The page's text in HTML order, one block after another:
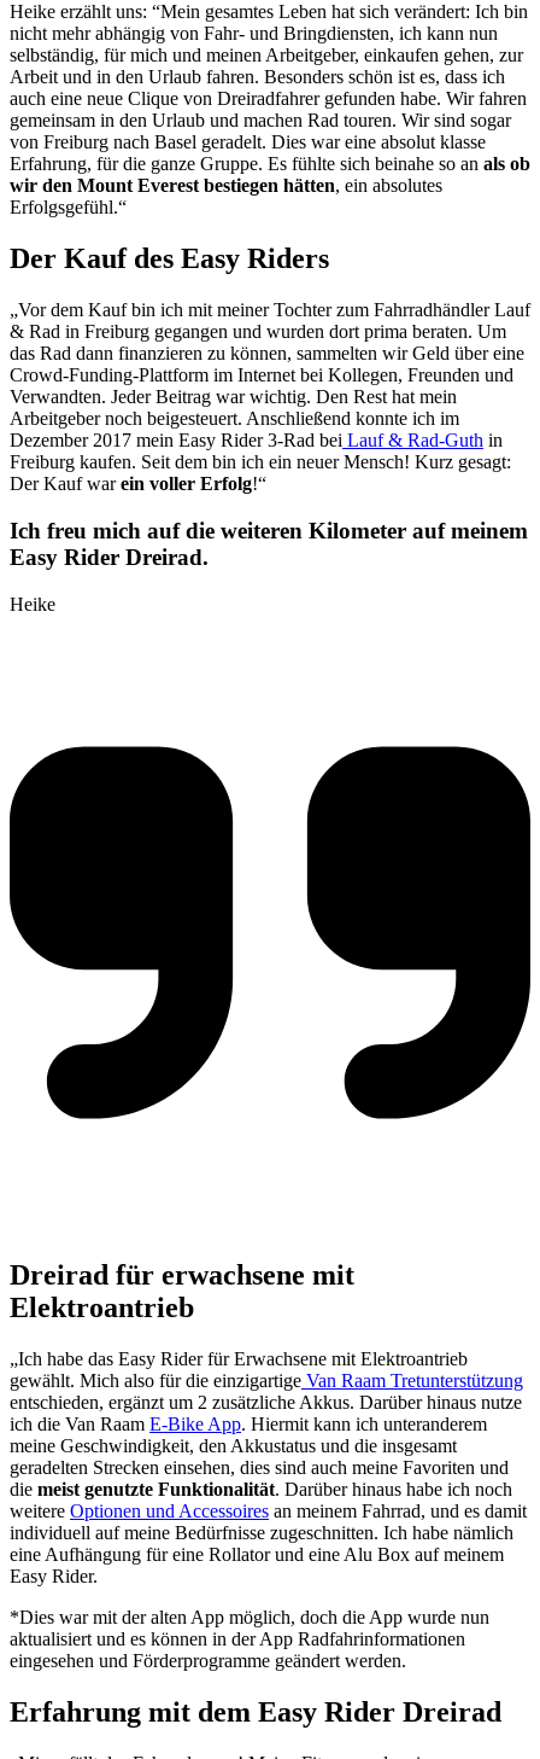
Heike erzählt uns: “Mein gesamtes Leben hat sich verändert: Ich bin
nicht mehr abhängig von Fahr- und Bringdiensten, ich kann nun
selbständig, für mich und meinen Arbeitgeber, einkaufen gehen, zur
Arbeit und in den Urlaub fahren. Besonders schön ist es, dass ich
auch eine neue Clique von Dreiradfahrer gefunden habe. Wir fahren
gemeinsam in den Urlaub und machen Rad touren. Wir sind sogar
von Freiburg nach Basel geradelt. Dies war eine absolut klasse
Erfahrung, für die ganze Gruppe. Es fühlte sich beinahe so an als ob
wir den Mount Everest bestiegen hätten, ein absolutes
Erfolgsgefühl.“
Der Kauf des Easy Riders
„Vor dem Kauf bin ich mit meiner Tochter zum Fahrradhändler Lauf
& Rad in Freiburg gegangen und wurden dort prima beraten. Um
das Rad dann finanzieren zu können, sammelten wir Geld über eine
Crowd-Funding-Plattform im Internet bei Kollegen, Freunden und
Verwandten. Jeder Beitrag war wichtig. Den Rest hat mein
Arbeitgeber noch beigesteuert. Anschließend konnte ich im
Dezember 2017 mein Easy Rider 3-Rad bei Lauf & Rad-Guth in
Freiburg kaufen. Seit dem bin ich ein neuer Mensch! Kurz gesagt:
Der Kauf warein voller Erfolg!“
Ich freu mich auf die weiteren Kilometer auf meinem
Easy Rider Dreirad.
Heike
Dreirad für erwachsene mit
Elektroantrieb
„Ich habe das Easy Rider für Erwachsene mit Elektroantrieb
gewählt. Mich also für die einzigartige Van Raam Tretunterstützung
entschieden, ergänzt um 2 zusätzliche Akkus. Darüber hinaus nutze
ich die Van Raam E-Bike App. Hiermit kann ich unteranderem
meine Geschwindigkeit, den Akkustatus und die insgesamt
geradelten Strecken einsehen, dies sind auch meine Favoriten und
die meist genutzte Funktionalität. Darüber hinaus habe ich noch
weitere Optionen und Accessoires an meinem Fahrrad, und es damit
individuell auf meine Bedürfnisse zugeschnitten. Ich habe nämlich
eine Aufhängung für eine Rollator und eine Alu Box auf meinem
Easy Rider.
*Dies war mit der alten App möglich, doch die App wurde nun
aktualisiert und es können in der App Radfahrinformationen
eingesehen und Förderprogramme geändert werden.
Erfahrung mit dem Easy Rider Dreirad